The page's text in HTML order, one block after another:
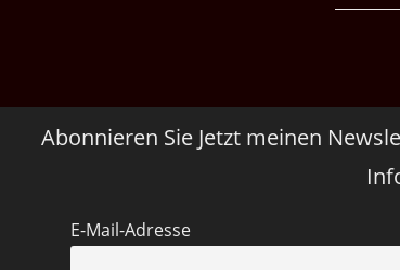
Abonnieren Sie Jetzt meinen
E-Mail-Adresse